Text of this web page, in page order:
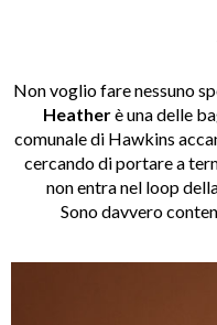
Non voglio fare nessuno
Heatherè una delle
comunale di Hawkins
cercando di portare a
non entra nel loop
Sono davvero